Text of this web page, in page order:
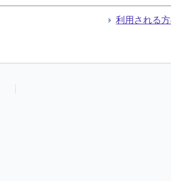
利用される